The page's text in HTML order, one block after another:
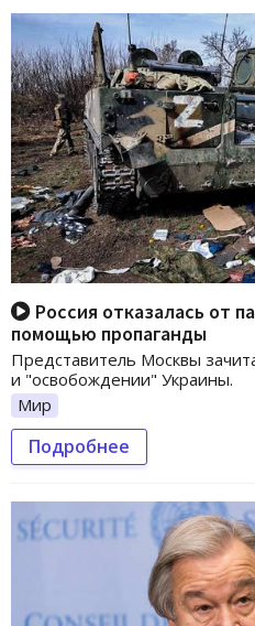
Россия отказалась от
помощью пропаганды
Представитель Москвы
и "освобождении" Украины.
Мир
Подробнее